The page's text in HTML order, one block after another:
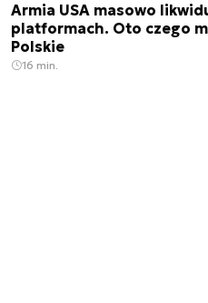
Armia USA masowo
platformach. Oto czego
Polskie
16 min.